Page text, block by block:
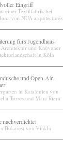
Eingriff
einer Textilfabrik bei
von NUA arquitectures
fürs Jugendhaus
Architektur und Knüvener
in Köln
und Open-Air-
in Katalonien von
Torres und Marc Riera
nachverdichtet
Bukarest von Vinklu